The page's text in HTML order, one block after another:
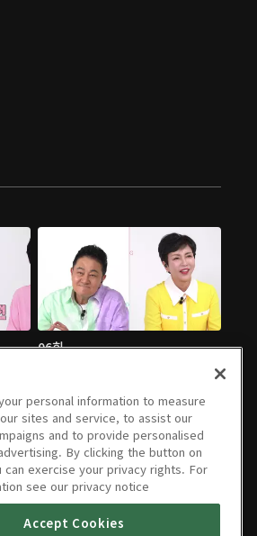
06회
personal information to measure
sites and service, to assist our
and to provide personalised
By clicking the button on
can exercise your privacy rights. For
see our privacy notice
Accept Cookies